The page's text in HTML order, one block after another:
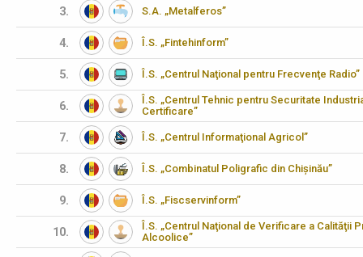
3. S.A. „Metalferos”
4. Î.S. „Fintehinform”
5. Î.S. „Centrul Naţional pentru Frecvenţe Radio”
6.
Î.S. „Centrul Tehnic pentru Securitate
Certificare”
7. Î.S. „Centrul Informaţional Agricol”
8. Î.S. „Combinatul Poligrafic din Chișinău”
9. Î.S. „Fiscservinform”
10.
Î.S. „Centrul Naţional de Verificare a Calităţii
Alcoolice”